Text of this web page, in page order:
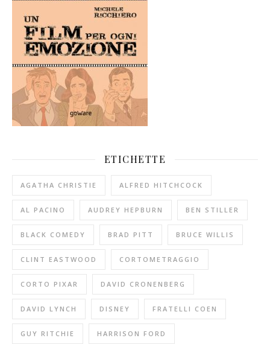
ETICHETTE
AGATHA CHRISTIE ALFRED HITCHCOCK
AL PACINO AUDREY HEPBURN BEN STILLER
BLACK COMEDY BRAD PITT BRUCE WILLIS
CLINT EASTWOOD CORTOMETRAGGIO
CORTO PIXAR DAVID CRONENBERG
DAVID LYNCH DISNEY FRATELLI COEN
GUY RITCHIE HARRISON FORD